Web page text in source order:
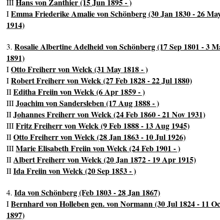
IIIHans von Zanthier (15 Jun 1895 - )
IEmma Friederike Amalie von Schönberg (30 Jan 1830 - 26
1914)
3.Rosalie Albertine Adelheid von Schönberg (17 Sep 1801 - 3
1891)
IOtto Freiherr von Welck (31 May 1818 - )
IRobert Freiherr von Welck (27 Feb 1828 - 22 Jul 1880)
IIEditha Freiin von Welck (6 Apr 1859 - )
IIIJoachim von Sandersleben (17 Aug 1888 - )
IIJohannes Freiherr von Welck (24 Feb 1860 - 21 Nov 1931)
IIIFritz Freiherr von Welck (9 Feb 1888 - 13 Aug 1945)
IIOtto Freiherr von Welck (28 Jan 1863 - 10 Jul 1926)
IIIMarie Elisabeth Freiin von Welck (24 Feb 1901 - )
IIAlbert Freiherr von Welck (20 Jan 1872 - 19 Apr 1915)
IIIda Freiin von Welck (20 Sep 1853 - )
4.Ida von Schönberg (Feb 1803 - 28 Jan 1867)
IBernhard von Holleben gen. von Normann (30 Jul 1824 - 11
1897)